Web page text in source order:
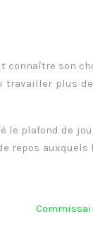
connaître son
travailler plus
le plafond de
repos auxquels